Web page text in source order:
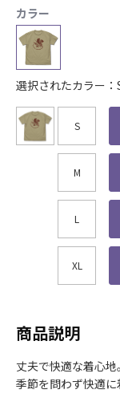
カラー
選択されたカラー：
S
M
L
XL
商品説明
丈夫で快適な着心地。
季節を問わず快適に